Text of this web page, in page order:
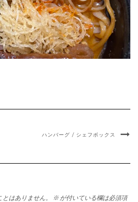
ハンバーグ / シェフボックス
はありません。 ※ が付いている欄は必須項